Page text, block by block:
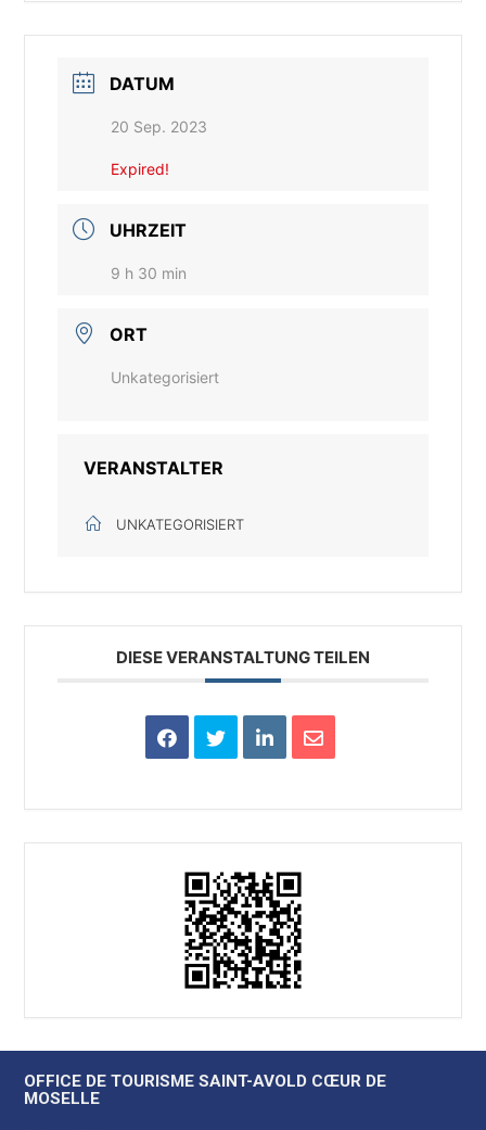
DATUM
20 Sep. 2023
Expired!
UHRZEIT
9 h 30 min
ORT
Unkategorisiert
VERANSTALTER
UNKATEGORISIERT
DIESE VERANSTALTUNG TEILEN
OFFICE DE TOURISME SAINT-AVOLD CŒUR DE
MOSELLE